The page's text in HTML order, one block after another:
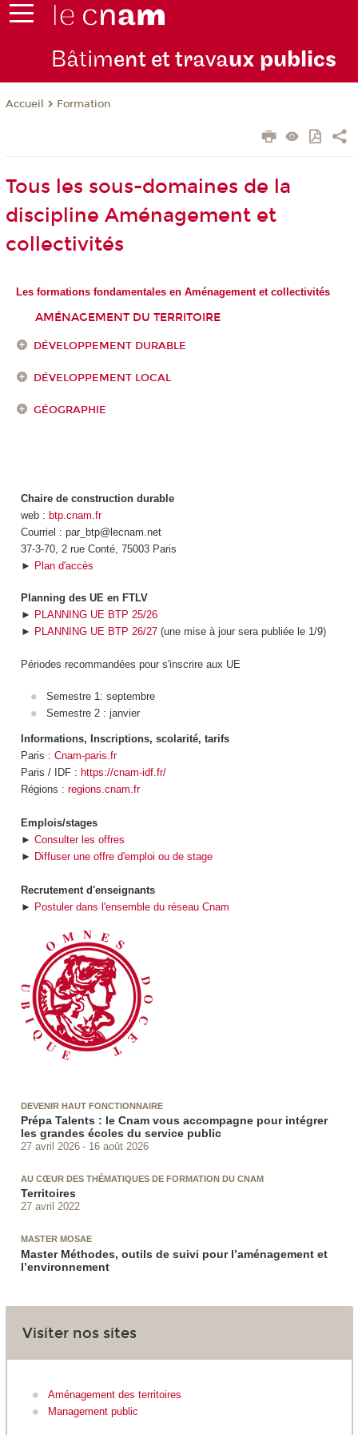
Bâtiment et travaux publics
Accueil Formation
Tous les sous-domaines de la
discipline Aménagement et
collectivités
Les formations fondamentales en Aménagement et collectivités
AMÉNAGEMENT DU TERRITOIRE
DÉVELOPPEMENT DURABLE
DÉVELOPPEMENT LOCAL
GÉOGRAPHIE
Chaire de construction durable
web : btp.cnam.fr
Courriel : par_btp@lecnam.net
37-3-70, 2 rue Conté, 75003 Paris
► Plan d'accès
Planning des UE en FTLV
► PLANNING UE BTP 25/26
► PLANNING UE BTP 26/27(une mise à jour sera publiée le 1/9)
Périodes recommandées pour s'inscrire aux UE
Semestre 1: septembre
Semestre 2 : janvier
Informations, Inscriptions, scolarité, tarifs
Paris : Cnam-paris.fr
Paris / IDF : https://cnam-idf.fr/
Régions : regions.cnam.fr
Emplois/stages
► Consulter les offres
► Diffuser une offre d'emploi ou de stage
Recrutement d'enseignants
► Postuler dans l'ensemble du réseau Cnam
DEVENIR HAUT FONCTIONNAIRE
Prépa Talents : le Cnam vous accompagne pour intégrer
les grandes écoles du service public
27 avril 2026 16 août 2026
AU CŒUR DES THÉMATIQUES DE FORMATION DU CNAM
Territoires
27 avril 2022
MASTER MOSAE
Master Méthodes, outils de suivi pour l’aménagement et
l’environnement
Visiter nos sites
Aménagement des territoires
Management public